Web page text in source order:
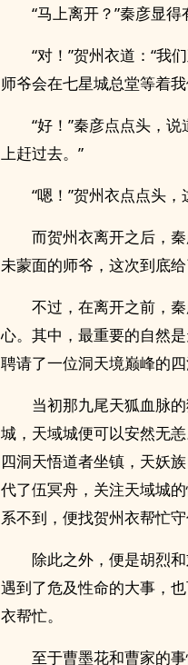
“马上离开？”秦彦显得
“对！”贺州衣道：“我
师爷会在七星城总堂等着我
“好！”秦彦点点头，
上赶过去。”
“嗯！”贺州衣点点头，
而贺州衣离开之后，
未蒙面的师爷，这次到底
不过，在离开之前，
心。其中，最重要的自然
聘请了一位洞天境巅峰的
当初那九尾天狐血脉
城，天域城便可以安然无
四洞天悟道者坐镇，天妖
代了伍冥舟，关注天域城
系不到，便找贺州衣帮忙守
除此之外，便是胡烈
遇到了危及性命的大事，
衣帮忙。
至于曹墨花和曹家的